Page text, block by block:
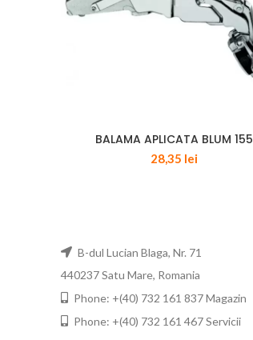
BALAMA APLICATA BLUM 155
28,35 lei
B-dul Lucian Blaga, Nr. 71
440237 Satu Mare, Romania
Phone: +(40) 732 161 837 Magazin
Phone: +(40) 732 161 467 Servicii